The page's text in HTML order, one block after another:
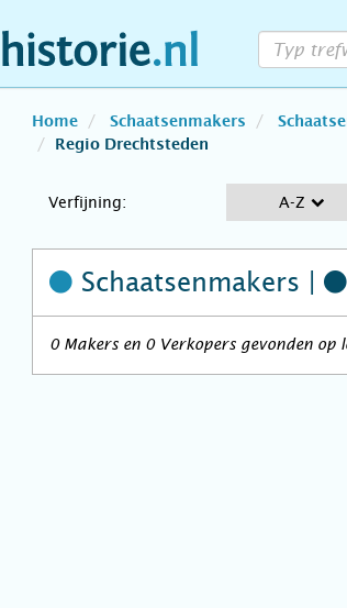
Home Schaatsenmakers
Regio Drechtsteden
Verfijning: A-Z
Schaatsenmakers |
0 Makers en 0 Verkopers gevonden op